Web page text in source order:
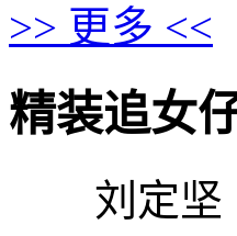
>> 更多 <<
精装追女
刘定坚（